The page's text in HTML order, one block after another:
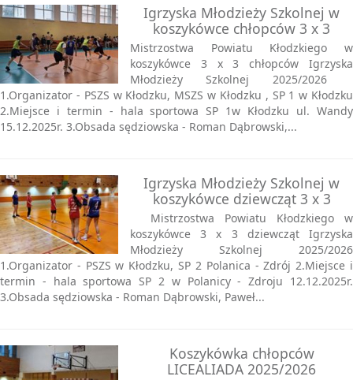
Igrzyska Młodzieży Szkolnej w
koszykówce chłopców 3 x 3
Mistrzostwa Powiatu Kłodzkiego w
koszykówce 3 x 3 chłopców Igrzyska
Młodzieży Szkolnej 2025/2026
1.Organizator - PSZS w Kłodzku, MSZS w Kłodzku , SP 1 w Kłodzku
2.Miejsce i termin - hala sportowa SP 1w Kłodzku ul. Wandy
15.12.2025r. 3.Obsada sędziowska - Roman Dąbrowski,...
Igrzyska Młodzieży Szkolnej w
koszykówce dziewcząt 3 x 3
Mistrzostwa Powiatu Kłodzkiego w
koszykówce 3 x 3 dziewcząt Igrzyska
Młodzieży Szkolnej 2025/2026
1.Organizator - PSZS w Kłodzku, SP 2 Polanica - Zdrój 2.Miejsce i
termin - hala sportowa SP 2 w Polanicy - Zdroju 12.12.2025r.
3.Obsada sędziowska - Roman Dąbrowski, Paweł...
Koszykówka chłopców
LICEALIADA 2025/2026